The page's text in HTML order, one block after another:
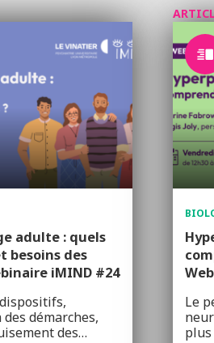
adulte : quels
besoins des
iMIND #24
démarches,
des…
Le